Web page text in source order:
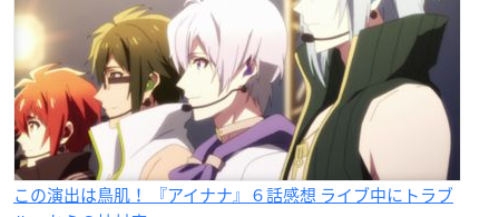
この演出は鳥肌！ 『アイナナ』６話感想 ライブ中にトラブ